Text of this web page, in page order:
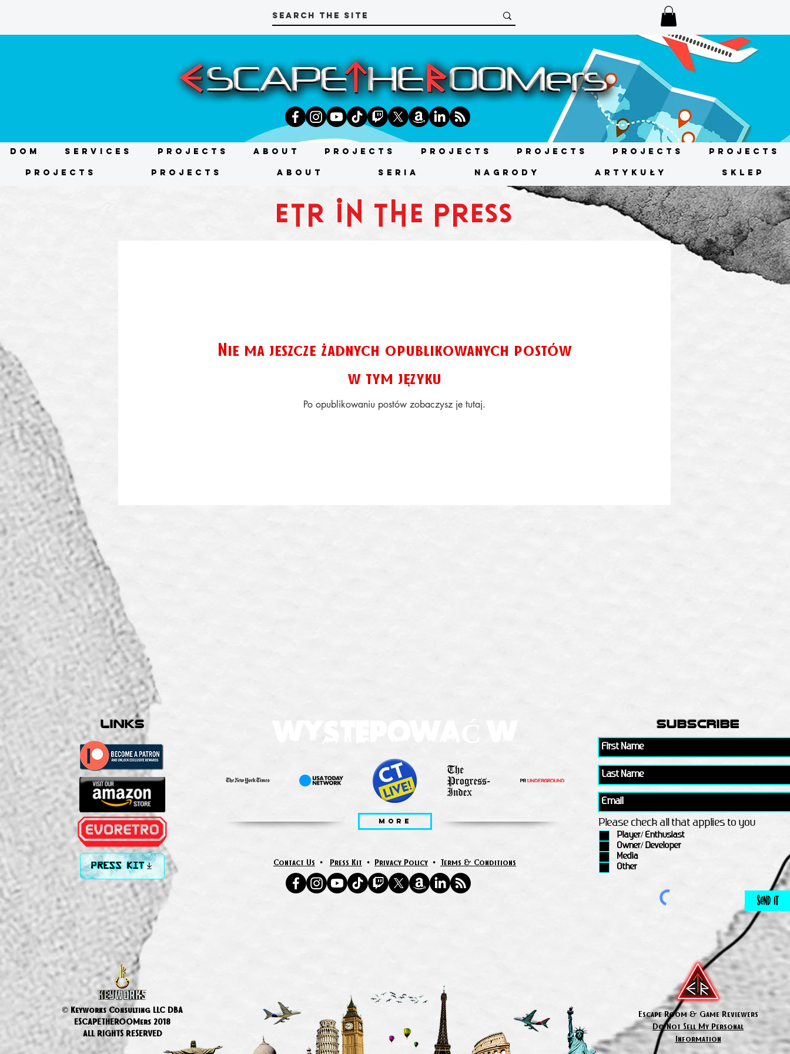
DOM Services Projects About Projects Projects Projects Projects Projects
Projects Projects About SERIA NAGRODY ARTYKUŁY SKLEP
Nie ma jeszcze żadnych opublikowanych postów
w tym języku
Po opublikowaniu postów zobaczysz je tutaj.
etr in the press
links subscribe
Escape Room & Game Reviewers
PRESS KIT
Please check all that applies to you
Player/ Enthusiast
Owner/ Developer
Media
Other
Send It
© Keyworks Consulting LLC DBA
ESCAPETHEROOMers 2018
ALL RIGHTS RESERVED
Do Not Sell My Personal
Information
Contact Us • Press Kit • Privacy Policy • Terms & Conditions
MORE